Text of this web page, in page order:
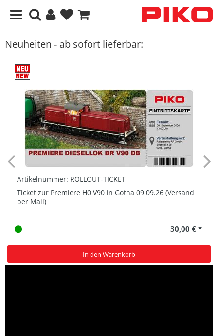
Neuheiten - ab sofort lieferbar:
Artikelnummer: ROLLOUT-TICKET
Ticket zur Premiere H0 V90 in Gotha 09.09.26 (Versand
per Mail)
30,00 € *
In den Warenkorb